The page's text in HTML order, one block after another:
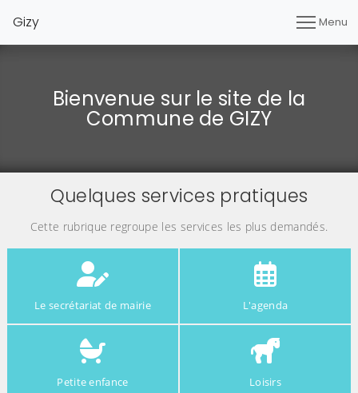
Gizy Menu
Bienvenue sur le site de la
Commune de GIZY
Quelques services pratiques
Cette rubrique regroupe les services les plus demandés.
Le secrétariat de mairie L'agenda
Petite enfance Loisirs